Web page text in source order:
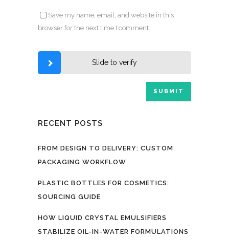
Save my name, email, and website in this
browser for the next time I comment.
Slide to verify
RECENT POSTS
FROM DESIGN TO DELIVERY: CUSTOM
PACKAGING WORKFLOW
PLASTIC BOTTLES FOR COSMETICS:
SOURCING GUIDE
HOW LIQUID CRYSTAL EMULSIFIERS
STABILIZE OIL-IN-WATER FORMULATIONS